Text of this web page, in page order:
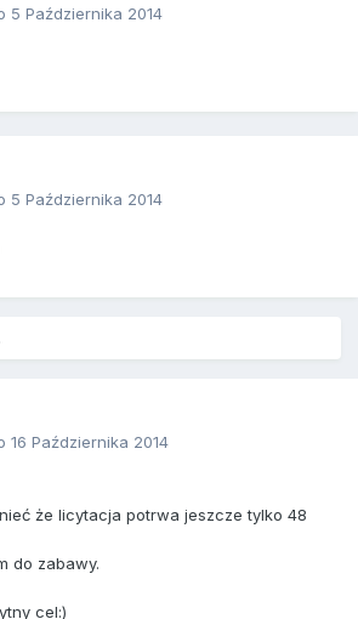
5 Października 2014
5 Października 2014
16 Października 2014
że licytacja potrwa jeszcze tylko 48
do zabawy.
cel:)